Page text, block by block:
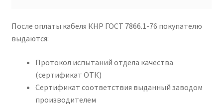
После оплаты кабеля КНР ГОСТ 7866.1-76 покупателю
выдаются:
Протокол испытаний отдела качества
(сертификат ОТК)
Сертификат соответствия выданный заводом
производителем